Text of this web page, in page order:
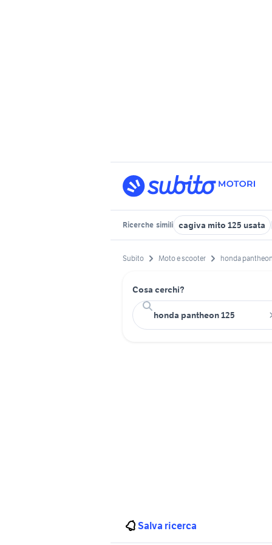
Ricerche simili cagiva mito 125 usata
Subito Moto e scooter honda
Cosa cerchi?
Salva ricerca